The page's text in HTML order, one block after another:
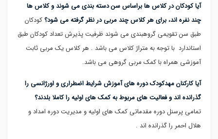
آیا کودکان در کلاس ها براساس سن دسته بندی می شوند و کلاس ها
چند نفره اند، برای هر کلاس چند مربی در نظر گرفته می شود؟ کودکان
طبق سن تقویمی گروهبندی می شوند ظرفیت پذیرش تعداد کودکان طبق
استاندارد با توجه به متراژ کلاس می باشد . هر کلاس یک مربی ثابت
آموزشی همراه با کمک مربی گروهی می باشد.
آیا کارکنان مهدکودک دوره های آموزش شرایط اضطراری و اورژانسی را
گذرانده اند و فعالیت های مربوط به کمک های اولیه را کاملا بلدند؟
تمامی پرسنل دوره مقدماتی کمک های اولیه و مدیریت دوره امداد و
هلال احمر را گذرانده اند .